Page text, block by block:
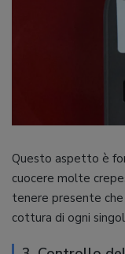
Questo aspetto è
cuocere molte
tenere presente
cottura di ogni